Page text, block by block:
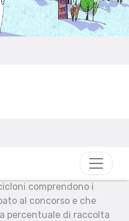
comprendono i
al concorso e che
percentuale di raccolta